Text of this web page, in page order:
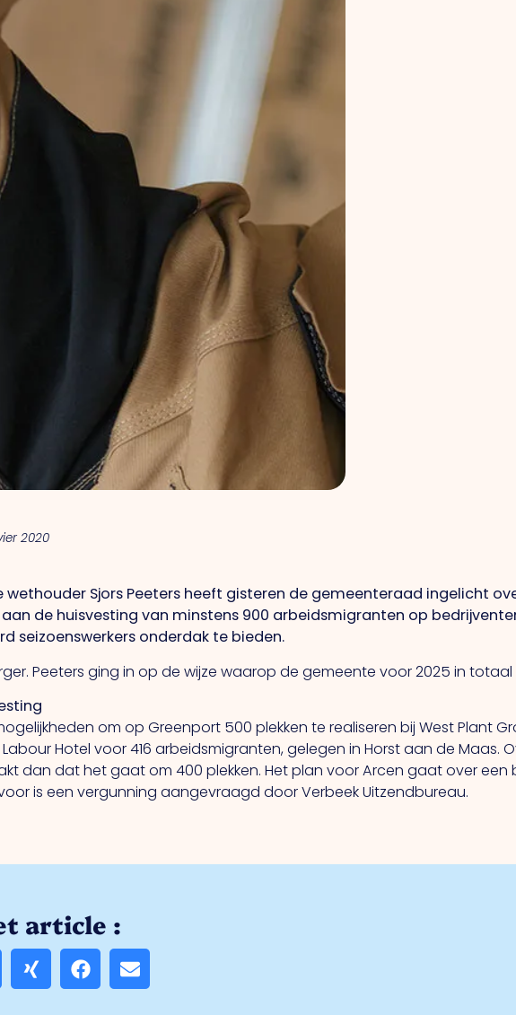
2020
wethouder Sjors Peeters heeft gisteren de gemeenteraad ingelicht
de huisvesting van minstens 900 arbeidsmigranten op
seizoenswerkers onderdak te bieden.
Peeters ging in op de wijze waarop de gemeente voor 2025 in
om op Greenport 500 plekken te realiseren bij West Plant
Hotel voor 416 arbeidsmigranten, gelegen in Horst aan de Maas.
dan dat het gaat om 400 plekken. Het plan voor Arcen gaat over
is een vergunning aangevraagd door Verbeek Uitzendbureau.
article :